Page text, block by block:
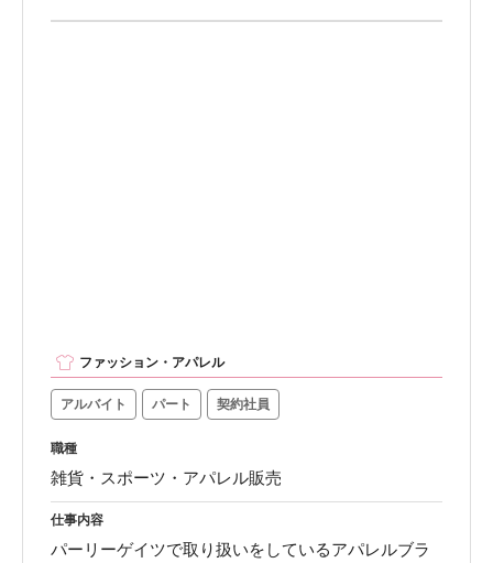
ファッション・アパレル
アルバイト パート 契約社員
職種
雑貨・スポーツ・アパレル販売
仕事内容
パーリーゲイツで取り扱いをしているアパレルブラ